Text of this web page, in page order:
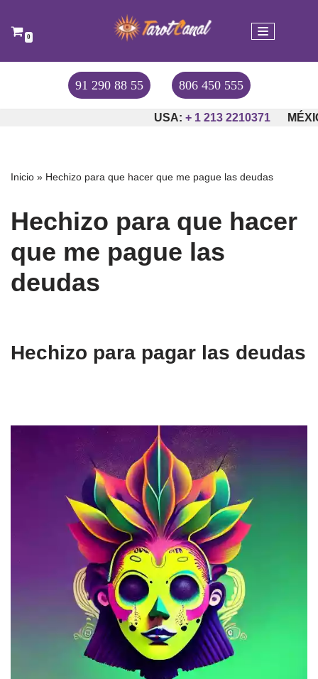
Saltar
0
91 290 88 55 806 450 555
USA:+ 1 213 2210371
Inicio » Hechizo para que hacer que me pague las deudas
Hechizo para que hacer
que me pague las
deudas
Hechizo para pagar las deudas